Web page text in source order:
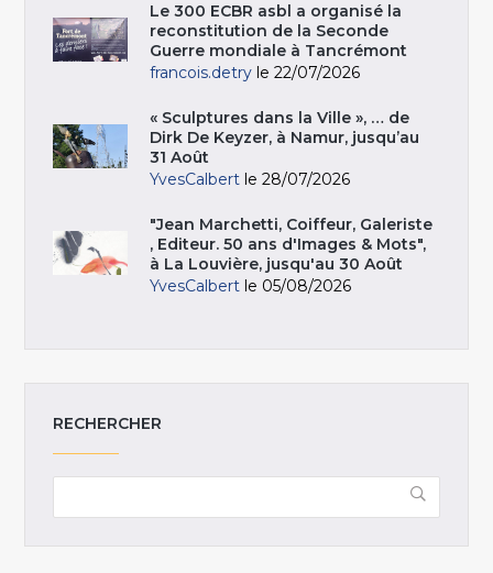
Le 300 ECBR asbl a organisé la
reconstitution de la Seconde
Guerre mondiale à Tancrémont
francois.detry le 22/07/2026
« Sculptures dans la Ville », … de
Dirk De Keyzer, à Namur, jusqu’au
31 Août
YvesCalbert le 28/07/2026
"Jean Marchetti, Coiffeur, Galeriste
, Editeur. 50 ans d'Images & Mots",
à La Louvière, jusqu'au 30 Août
YvesCalbert le 05/08/2026
RECHERCHER